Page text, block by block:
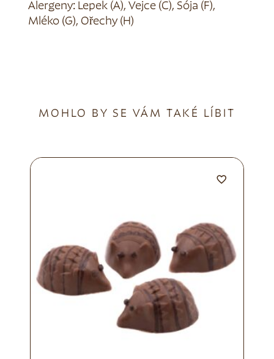
Alergeny: Lepek (A), Vejce (C), Sója (F),
Mléko (G), Ořechy (H)
MOHLO BY SE VÁM TAKÉ LÍBIT